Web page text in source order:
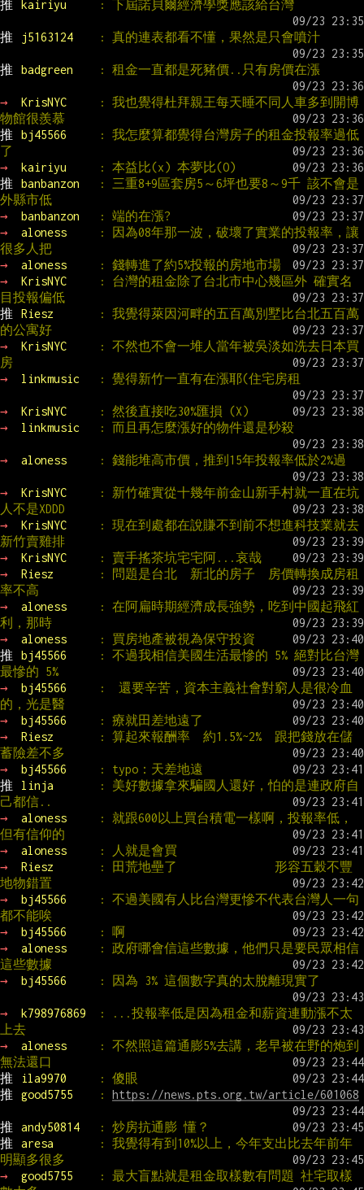
推 kairiyu : 下屆諾貝爾經濟學獎應該給台灣
推 j5163124 : 真的連表都看不懂，果然是只會噴汁
推 badgreen : 租金一直都是死豬價..只有房價在漲
→ KrisNYC
: 我也覺得杜拜親王每天睡不同人車多到開博
物館很羨慕
推
bj45566
: 我怎麼算都覺得台灣房子的租金投報率過低
了
→
kairiyu
: 本益比(x) 本夢比(O)
推
banbanzon
: 三重8+9區套房5～6坪也要8～9千 該不會是
外縣市低
→
banbanzon
: 端的在漲?
→
aloness
: 因為08年那一波，破壞了實業的投報率，讓
很多人把
→
aloness
: 錢轉進了約5%投報的房地市場
→
KrisNYC
: 台灣的租金除了台北市中心幾區外 確實名
目投報偏低
推
Riesz
: 我覺得萊因河畔的五百萬別墅比台北五百萬
的公寓好
→
KrisNYC
: 不然也不會一堆人當年被吳淡如洗去日本買
房
→
linkmusic : 覺得新竹一直有在漲耶(住宅房租
→ KrisNYC
: 然後直接吃30%匯損 (X)
→
linkmusic : 而且再怎麼漲好的物件還是秒殺
→ aloness : 錢能堆高市價，推到15年投報率低於2%過
→ KrisNYC
: 新竹確實從十幾年前金山新手村就一直在坑
人不是XDDD
→
KrisNYC
: 現在到處都在說賺不到前不想進科技業就去
新竹賣雞排
→
KrisNYC
: 賣手搖茶坑宅宅阿...哀哉
→
Riesz
: 問題是台北  新北的房子  房價轉換成房租
率不高
→
aloness
: 在阿扁時期經濟成長強勢，吃到中國起飛紅
利，那時
→
aloness
: 買房地產被視為保守投資
推
bj45566
: 不過我相信美國生活最慘的 5% 絕對比台灣
最慘的 5%
→
bj45566
:  還要辛苦，資本主義社會對窮人是很冷血
的，光是醫
→
bj45566
: 療就田差地遠了
→
Riesz
: 算起來報酬率  約1.5%~2%  跟把錢放在儲
蓄險差不多
→
bj45566
: typo：天差地遠
推
linja
: 美好數據拿來騙國人還好，怕的是連政府自
己都信..
→
aloness
: 就跟600以上買台積電一樣啊，投報率低，
但有信仰的
→
aloness
: 人就是會買
→
Riesz
: 田荒地壘了               形容五穀不豐
地物錯置
→
bj45566
: 不過美國有人比台灣更慘不代表台灣人一句
都不能唉
→
bj45566
: 啊
→
aloness
: 政府哪會信這些數據，他們只是要民眾相信
這些數據
→
bj45566 : 因為 3% 這個數字真的太脫離現實了
→ k798976869
: ...投報率低是因為租金和薪資連動漲不太
上去
→
aloness
: 不然照這篇通膨5%去講，老早被在野的炮到
無法還口
推
ila9970
: 傻眼
推
good5755 : https://news.pts.org.tw/article/601068
推 andy50814
: 炒房抗通膨 懂？
推
aresa
: 我覺得有到10%以上，今年支出比去年前年
明顯多很多
→
good5755
: 最大盲點就是租金取樣數有問題 社宅取樣